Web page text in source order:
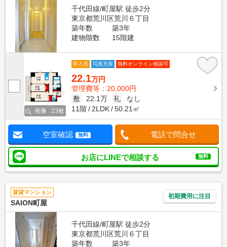
千代田線/町屋駅 徒歩2分
東京都荒川区荒川６丁目
築年数
築3年
建物階数
15階建
画像 : 23枚
即入居 写真充実 無料オンライン相談可
22.1万円
管理費等：20,000円
敷
22.1万 礼
なし
11階
2LDK 50.21㎡
空室確認 無料 電話で問合せ
お店にLINEで相談する 無料
賃貸マンション
SAION町屋
初期費用に注目
千代田線/町屋駅 徒歩2分
東京都荒川区荒川６丁目
築年数
築3年